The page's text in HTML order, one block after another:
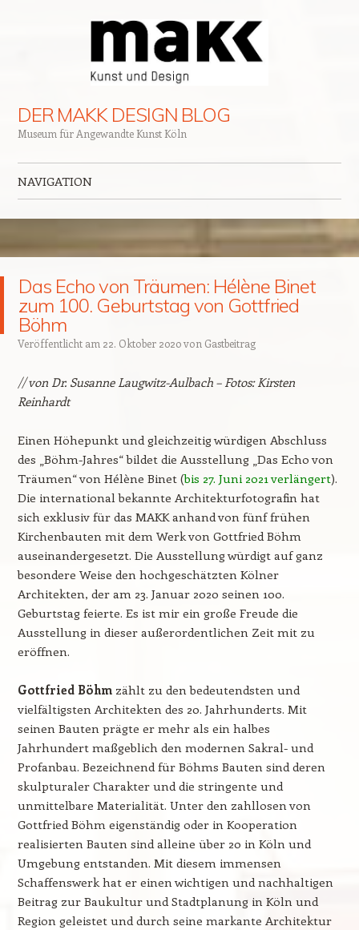
DER MAKK DESIGN BLOG
Museum für Angewandte Kunst Köln
NAVIGATION
Das Echo von Träumen: Hélène Binet
zum 100. Geburtstag von Gottfried
Böhm
Veröffentlicht am 22. Oktober 2020von Gastbeitrag
// von Dr. Susanne Laugwitz-Aulbach – Fotos: Kirsten
Reinhardt
Einen Höhepunkt und gleichzeitig würdigen Abschluss
des „Böhm-Jahres“ bildet die Ausstellung „Das Echo von
Träumen“ von Hélène Binet (bis 27. Juni 2021 verlängert).
Die international bekannte Architekturfotografin hat
sich exklusiv für das MAKK anhand von fünf frühen
Kirchenbauten mit dem Werk von Gottfried Böhm
auseinandergesetzt. Die Ausstellung würdigt auf ganz
besondere Weise den hochgeschätzten Kölner
Architekten, der am 23. Januar 2020 seinen 100.
Geburtstag feierte. Es ist mir ein große Freude die
Ausstellung in dieser außerordentlichen Zeit mit zu
eröffnen.
Gottfried Böhmzählt zu den bedeutendsten und
vielfältigsten Architekten des 20. Jahrhunderts. Mit
seinen Bauten prägte er mehr als ein halbes
Jahrhundert maßgeblich den modernen Sakral- und
Profanbau. Bezeichnend für Böhms Bauten sind deren
skulpturaler Charakter und die stringente und
unmittelbare Materialität. Unter den zahllosen von
Gottfried Böhm eigenständig oder in Kooperation
realisierten Bauten sind alleine über 20 in Köln und
Umgebung entstanden. Mit diesem immensen
Schaffenswerk hat er einen wichtigen und nachhaltigen
Beitrag zur Baukultur und Stadtplanung in Köln und
Region geleistet und durch seine markante Architektur